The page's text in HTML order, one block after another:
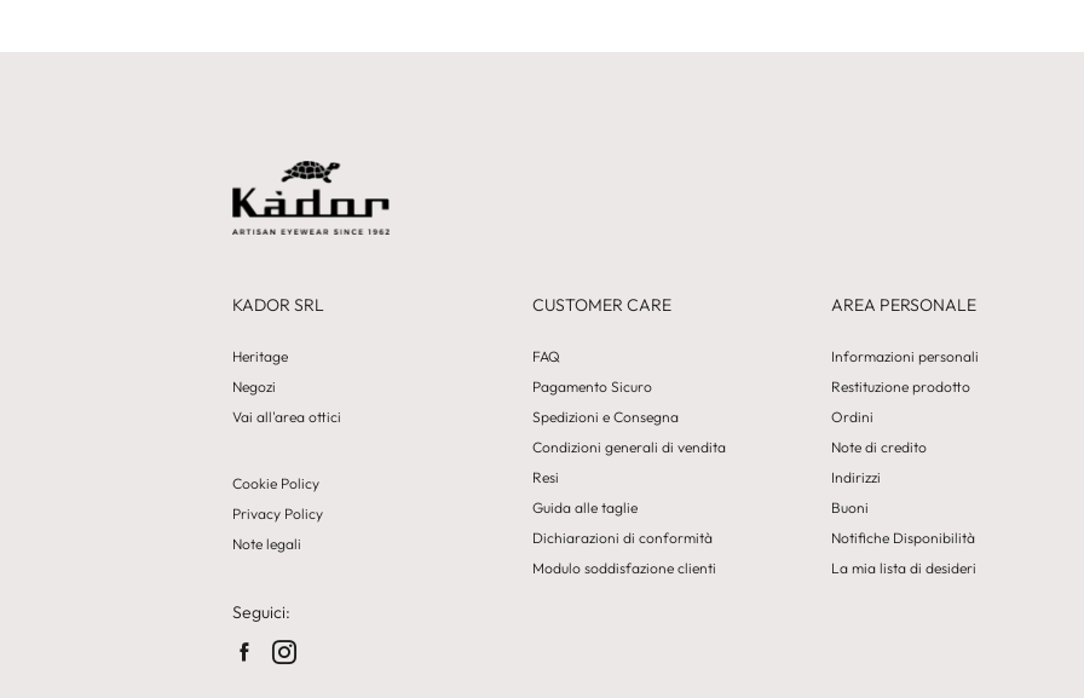
KADOR SRL
Heritage
Negozi
Vai all'area ottici
Cookie Policy
Privacy Policy
Note legali
Seguici:
CUSTOMER CARE
FAQ
Pagamento Sicuro
Spedizioni e Consegna
Condizioni generali di vendita
Resi
Guida alle taglie
Dichiarazioni di conformità
Modulo soddisfazione clienti
AREA PERSONALE
Informazioni personali
Restituzione prodotto
Ordini
Note di credito
Indirizzi
Buoni
Notifiche Disponibilità
La mia lista di desideri